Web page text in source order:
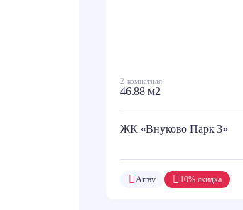
2-комнатная
46.88 м2
ЖК «Внуково Парк 3»
10% скидка
Array